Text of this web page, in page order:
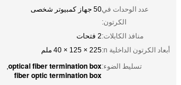
عدد الوحدات في
الكرتون:
50 جهاز كمبيوتر شخصى
منافذ الكابلات:2 فتحات
أبعاد الكرتون الداخلية n:
225 × 125 × 40 ملم
تسليط الضوء:optical fiber termination box
,
fiber optic termination box